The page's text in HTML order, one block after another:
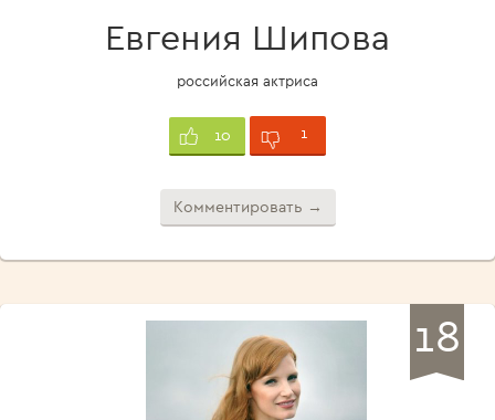
Евгения Шипова
российская актриса
10 1
Комментировать →
18